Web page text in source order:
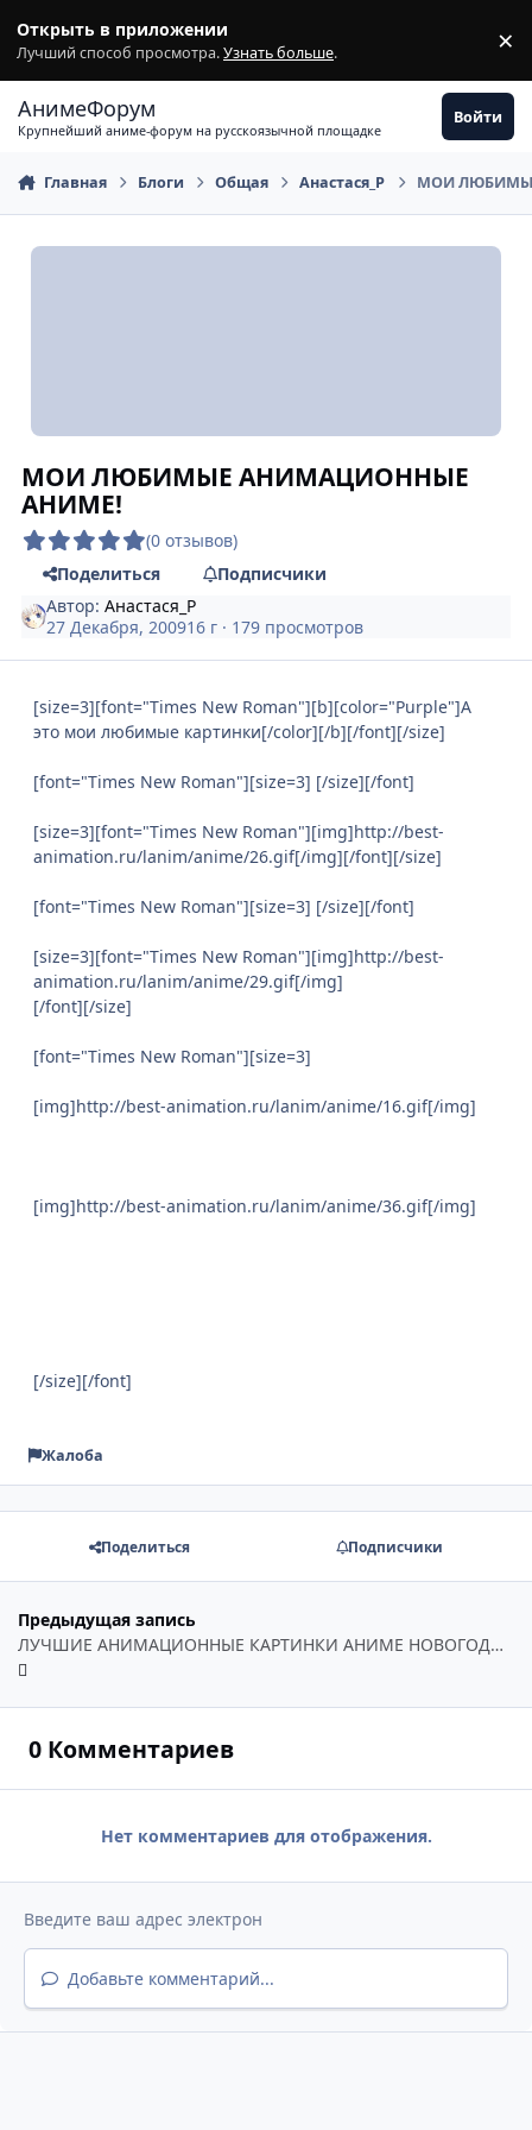
Открыть в приложении
Лучший способ просмотра.Узнать больше. ×
АнимеФорум
Крупнейший аниме-форум на русскоязычной площадке
Войти
Главная Блоги Общая Анастася_Р МОИ
МОИ ЛЮБИМЫЕ АНИМАЦИОННЫЕ
АНИМЕ!
(0 отзывов)
Поделиться
Подписчики
Автор:Анастася_Р
27 Декабря, 200916 г · 179 просмотров
[size=3][font="Times New Roman"][b][color="Purple"]А
это мои любимые картинки[/color][/b][/font][/size]
[font="Times New Roman"][size=3] [/size][/font]
[size=3][font="Times New Roman"][img]http://best-
animation.ru/lanim/anime/26.gif[/img][/font][/size]
[font="Times New Roman"][size=3] [/size][/font]
[size=3][font="Times New Roman"][img]http://best-
animation.ru/lanim/anime/29.gif[/img]
[/font][/size]
[font="Times New Roman"][size=3]
[img]http://best-animation.ru/lanim/anime/16.gif[/img]
[img]http://best-animation.ru/lanim/anime/36.gif[/img]
[/size][/font]
Жалоба
Поделиться Подписчики
Предыдущая запись
ЛУЧШИЕ АНИМАЦИОННЫЕ КАРТИНКИ АНИМЕ НОВОГОДНИЕ
0 Комментариев
Нет комментариев для отображения.
Добавьте комментарий...